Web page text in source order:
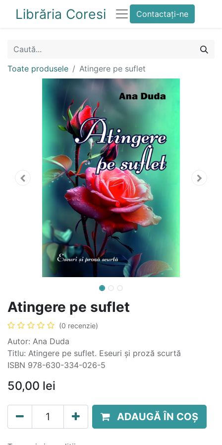
Librăria Coresi Contactați-ne
Toate produsele Atingere pe suflet
Atingere pe suflet
(0 recenzie)
Autor: Ana Duda
Titlu: Atingere pe suflet. Eseuri și proză scurtă
ISBN 978-630-334-026-5
50,00 lei
ADAUGĂ ÎN COȘ